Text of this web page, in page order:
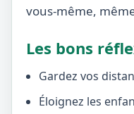
vous-même,
Les bons
Gardez vos
Éloignez les